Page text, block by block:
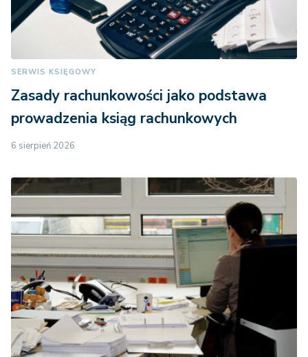
SERWIS KSIĘGOWY
Zasady rachunkowości jako podstawa
prowadzenia ksiąg rachunkowych
6 sierpień 2026